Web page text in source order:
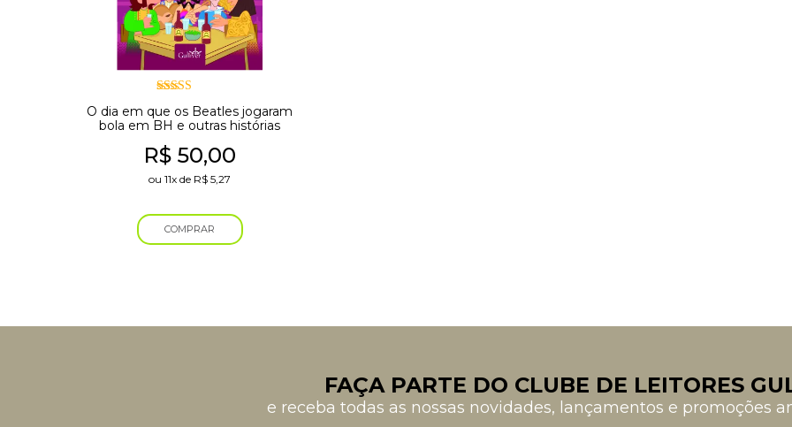
Avaliação
5.00de 5
O dia em que os Beatles jogaram
bola em BH e outras histórias
R$ 50,00
ou 11x de R$ 5,27
COMPRAR
FAÇA PARTE DO CLUBE DE LEITORES
e receba todas as nossas novidades, lançamentos e promoções